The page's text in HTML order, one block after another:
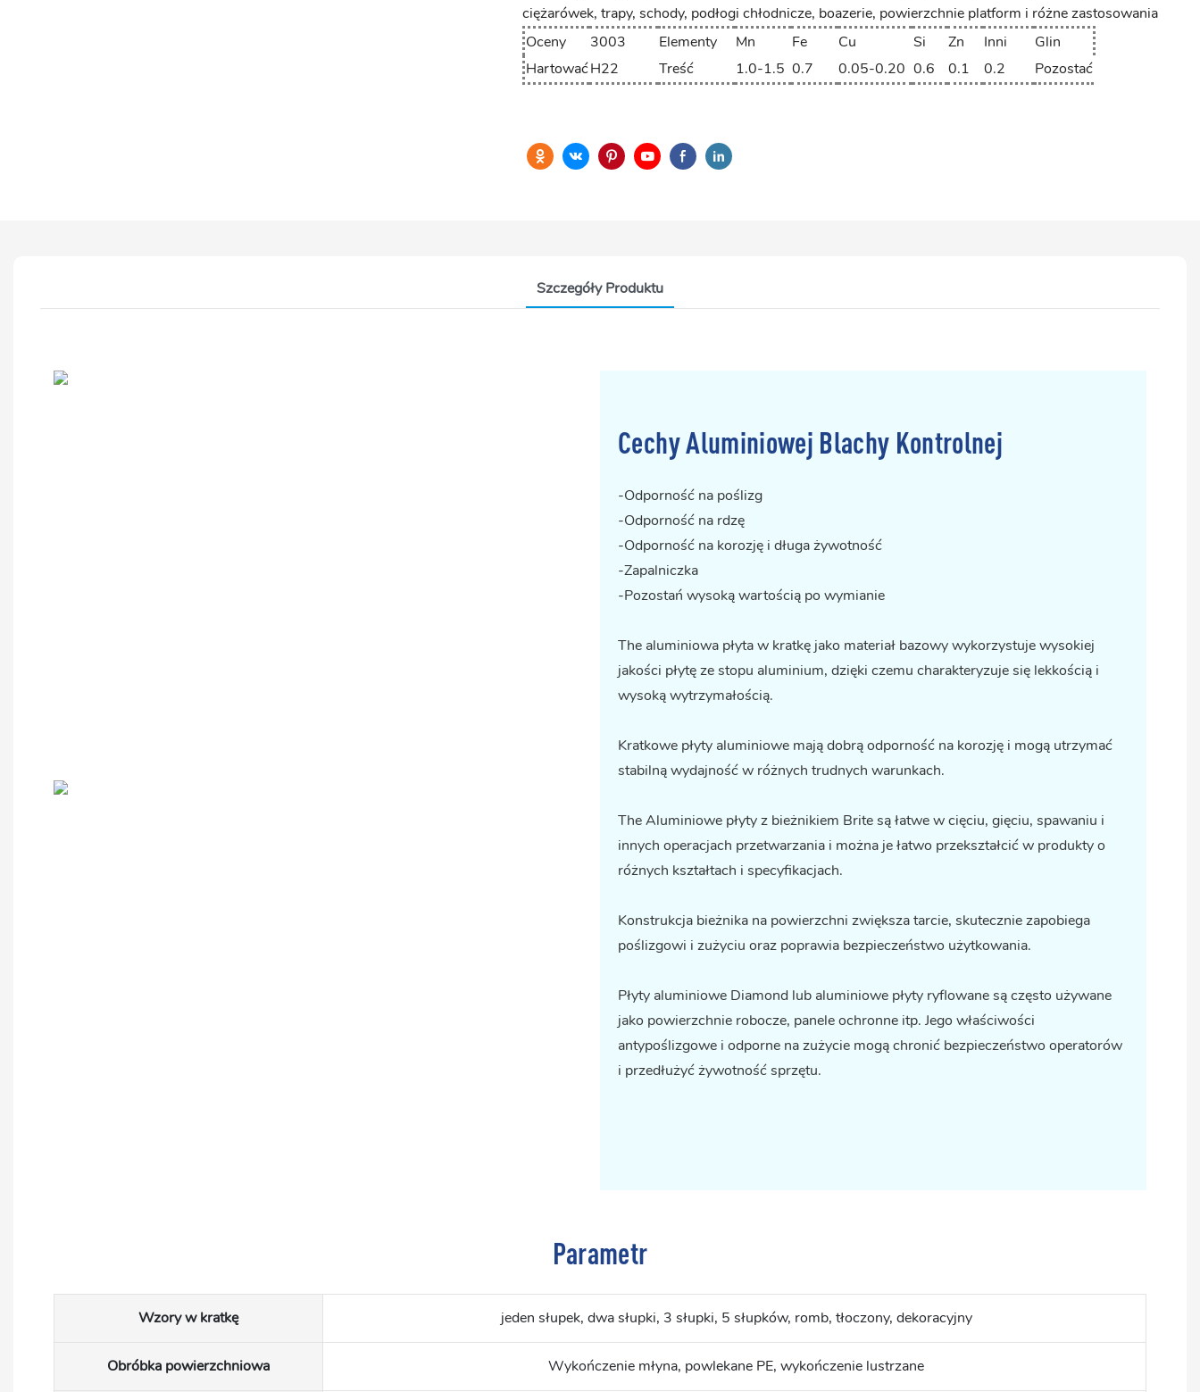
ciężarówek, trapy, schody, podłogi chłodnicze, boazerie, powierzchnie platform i różne zastosowania
Oceny
3003 Elementy Mn Fe Cu Si Zn Inni
Glin
HartowaćH22 Treść 1.0-1.5 0.7 0.05-0.20 0.6 0.1 0.2 Pozostać
Szczegóły Produktu
Cechy Aluminiowej Blachy Kontrolnej
-Odporność na poślizg
-Odporność na rdzę
-Odporność na korozję i długa żywotność
-Zapalniczka
-Pozostań wysoką wartością po wymianie
The aluminiowa płyta w kratkę jako materiał bazowy wykorzystuje wysokiej
jakości płytę ze stopu aluminium, dzięki czemu charakteryzuje się lekkością i
wysoką wytrzymałością.
Kratkowe płyty aluminiowe mają dobrą odporność na korozję i mogą utrzymać
stabilną wydajność w różnych trudnych warunkach.
TheAluminiowe płyty z bieżnikiem Britesą łatwe w cięciu, gięciu, spawaniu i
innych operacjach przetwarzania i można je łatwo przekształcić w produkty o
różnych kształtach i specyfikacjach.
Konstrukcja bieżnika na powierzchni zwiększa tarcie, skutecznie zapobiega
poślizgowi i zużyciu oraz poprawia bezpieczeństwo użytkowania.
Płyty aluminiowe Diamond lub aluminiowe płyty ryflowane są często używane
jako powierzchnie robocze, panele ochronne itp. Jego właściwości
antypoślizgowe i odporne na zużycie mogą chronić bezpieczeństwo operatorów
i przedłużyć żywotność sprzętu.
Parametr
Wzory w kratkę jeden słupek, dwa słupki, 3 słupki, 5 słupków, romb, tłoczony, dekoracyjny
Obróbka powierzchniowa Wykończenie młyna, powlekane PE, wykończenie lustrzane